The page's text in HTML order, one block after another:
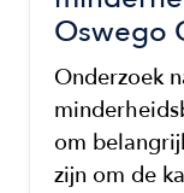
Oswego
Onderzoek
om
zijn om de